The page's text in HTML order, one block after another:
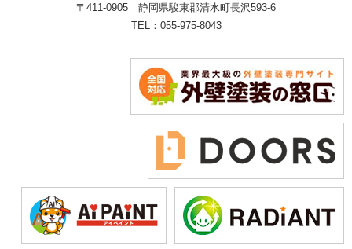
〒411-0905 静岡県駿東郡清水町長沢593-6
TEL：055-975-8043